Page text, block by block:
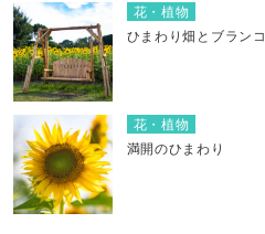
花・植物
ひまわり畑とブランコ
花・植物
満開のひまわり